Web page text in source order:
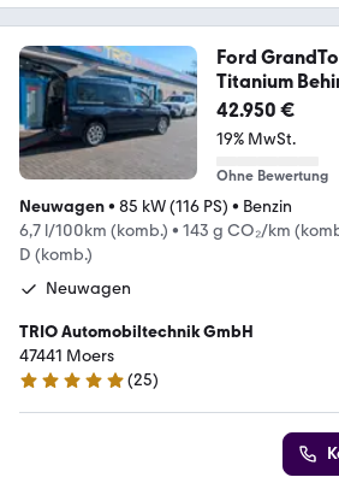
Ford
Titanium
42.950 €
19% MwSt.
Ohne Bewertung
Neuwagen• 85 kW (116 PS) • Benzin
6,7 l/100km (komb.) • 143 g CO₂/km
D (komb.)
Neuwagen
TRIO Automobiltechnik GmbH
47441 Moers
4.9 Sterne
(25)